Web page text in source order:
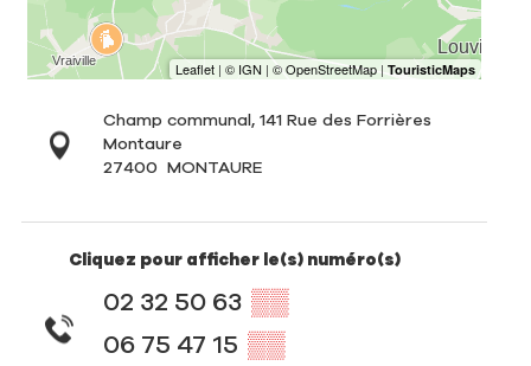
Champ communal, 141 Rue des Forrières
Montaure
27400
MONTAURE
Cliquez pour afficher le(s) numéro(s)
02 32 50 63 ▒▒
06 75 47 15 ▒▒